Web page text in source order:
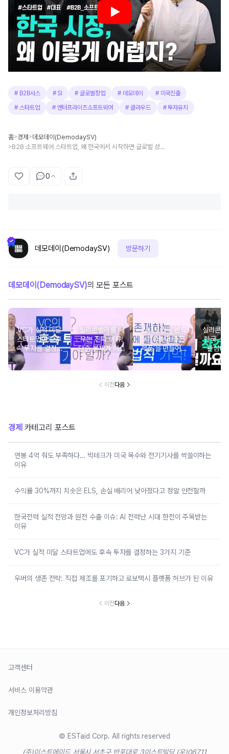
# B2B사스 # SI #글로벌창업 # 데모데이 # 미국진출
# 스타트업 # 엔터프라이즈소프트웨어 # 클라우드 #투자유치
홈>경제 >데모데이(DemodaySV)
> B2B 소프트웨어 스타트업, 왜 한국에서 시작하면 글로벌 성공이 어려울까?
0
데모데이(DemodaySV) 방문하기
데모데이(DemodaySV)의 모든 포스트
VC가 실적 미달
스타트업에도 후
속 투자를 결정하
는 3가지 기준
실리콘밸리를 배
우는 진짜 이유:
단순 복제가 아닌
생태계 진화의 원
스타트업이 반드
시 '3배 더 좋은
제품'을 만들어야
하는 이유
실리콘
한국 스
관심이
이전다음
경제 카테고리 포스트
연봉 4억 줘도 부족하다… 빅테크가 미국 목수와 전기기사를 싹쓸이하는
이유
수익률 30%까지 치솟은 ELS, 손실 배리어 낮아졌다고 정말 안전할까
한국전력 실적 전망과 원전 수출 이슈: AI 전력난 시대 한전이 주목받는
이유
VC가 실적 미달 스타트업에도 후속 투자를 결정하는 3가지 기준
우버의 생존 전략: 직접 제조를 포기하고 로보택시 플랫폼 허브가 된 이유
이전다음
고객센터
서비스 이용약관
개인정보처리방침
© ESTaid Corp. All rights reserved
(주)이스트에이드 서울시 서초구 반포대로 3이스트빌딩 (우)06711